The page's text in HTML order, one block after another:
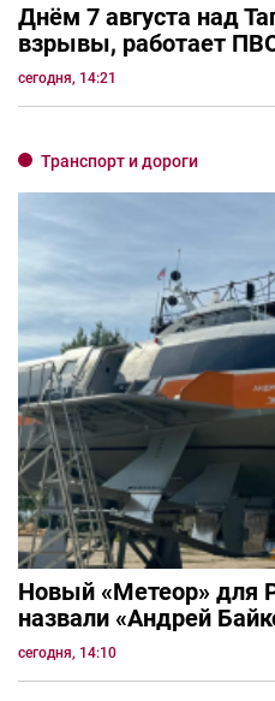
Днём 7 августа над
взрывы, работает
сегодня, 14:21
Транспорт и дороги
Новый «Метеор» для
назвали «Андрей
сегодня, 14:10